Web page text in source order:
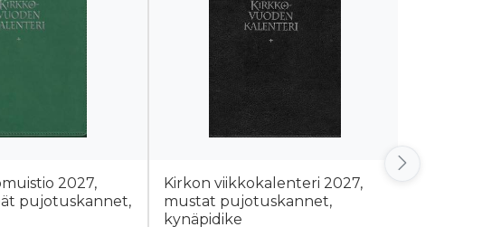
2027,
pujotuskannet,
Kirkon viikkokalenteri 2027,
mustat pujotuskannet,
kynäpidike